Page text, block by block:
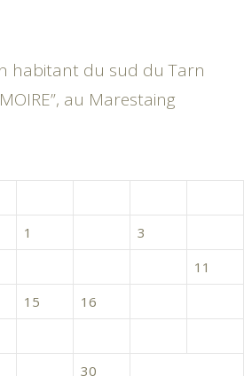
habitant du sud du Tarn
au Marestaing
1
3
11
15 16
30